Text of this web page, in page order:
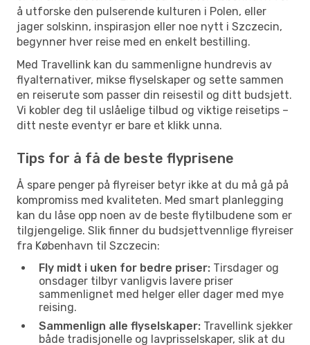
å utforske den pulserende kulturen i Polen, eller
jager solskinn, inspirasjon eller noe nytt i Szczecin,
begynner hver reise med en enkelt bestilling.
Med Travellink kan du sammenligne hundrevis av
flyalternativer, mikse flyselskaper og sette sammen
en reiserute som passer din reisestil og ditt budsjett.
Vi kobler deg til uslåelige tilbud og viktige reisetips –
ditt neste eventyr er bare et klikk unna.
Tips for å få de beste flyprisene
Å spare penger på flyreiser betyr ikke at du må gå på
kompromiss med kvaliteten. Med smart planlegging
kan du låse opp noen av de beste flytilbudene som er
tilgjengelige. Slik finner du budsjettvennlige flyreiser
fra København til Szczecin:
Fly midt i uken for bedre priser: Tirsdager og
onsdager tilbyr vanligvis lavere priser
sammenlignet med helger eller dager med mye
reising.
Sammenlign alle flyselskaper: Travellink sjekker
både tradisjonelle og lavprisselskaper, slik at du